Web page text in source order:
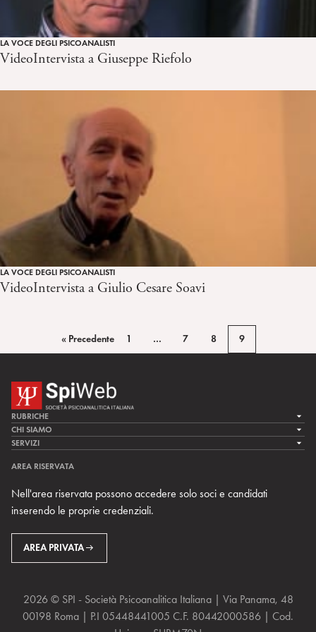
LA VOCE DEGLI PSICOANALISTI
VideoIntervista a Giuseppe Riefolo
LA VOCE DEGLI PSICOANALISTI
VideoIntervista a Giulio Cesare Soavi
« Precedente 1 … 7 8 9
RUBRICHE
LA CURA
LA RICERCA
MULTIMEDIA
CHI SIAMO
LA SPI
TEAM DI SPIWEB
CONTATTI
RIVISTE
SERVIZI
ARCHIVIO STORICO
AREA RISERVATA
Nell'area riservata possono accedere solo soci e candidati
inserendo le proprie credenziali.
AREA PRIVATA
2026 © SPI - Società Psicoanalitica Italiana | Via Panama, 48
00198 Roma | P.I 05448441005 C.F. 80442000586 | Cod.